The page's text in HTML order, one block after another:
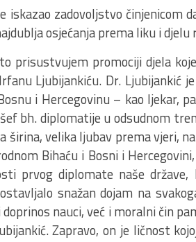
iskazao zadovoljstvo činjenicom
osjećanja prema liku i
prisustvujem promociji djela
Ljubijankiću. Dr. Ljubijankić
i Hercegovinu – kao ljekar,
bh. diplomatije u odsudnom
širina, velika ljubav prema vjeri,
Bihaću i Bosni i
prvog diplomate naše
snažan dojam na
nauci, već i moralni čin
Zapravo, on je ličnost